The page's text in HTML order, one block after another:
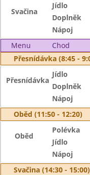
Svačina
Jídlo
Doplněk
Nápoj
Menu
Chod
Přesnídávka (8:45 -
Přesnídávka
Jídlo
Doplněk
Nápoj
Oběd (11:50 - 12:20)
Oběd
Polévka
Jídlo
Nápoj
Svačina (14:30 - 15:00)